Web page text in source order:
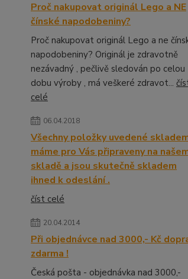
Proč nakupovat originál Lego a NE
čínské napodobeniny?
Proč nakupovat originál Lego a ne
napodobeniny? Originál je zdravotně
nezávadný , pečlivě sledován po celou
dobu výroby , má veškeré zdravot...
celé
06.04.2018
Všechny položky uvedené
máme pro Vás připraveny na
skladě a jsou skutečně skladem
ihned k odeslání .
číst celé
20.04.2014
Při objednávce nad 3000,- Kč
zdarma !
Česká pošta - objednávka nad 3000,-